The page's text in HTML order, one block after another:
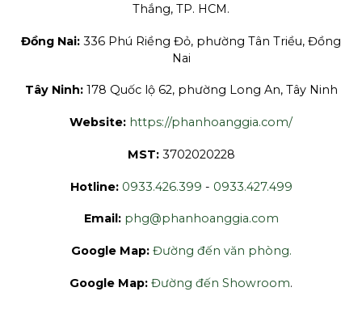
Thắng, TP. HCM.
Đồng Nai: 336 Phú Riềng Đỏ, phường Tân Triều, Đồng
Nai
Tây Ninh:178 Quốc lộ 62, phường Long An, Tây Ninh
Website: https://phanhoanggia.com/
MST:3702020228
Hotline: 0933.426.399 - 0933.427.499
Email: phg@phanhoanggia.com
Google Map: Đường đến văn phòng.
Google Map: Đường đến Showroom.